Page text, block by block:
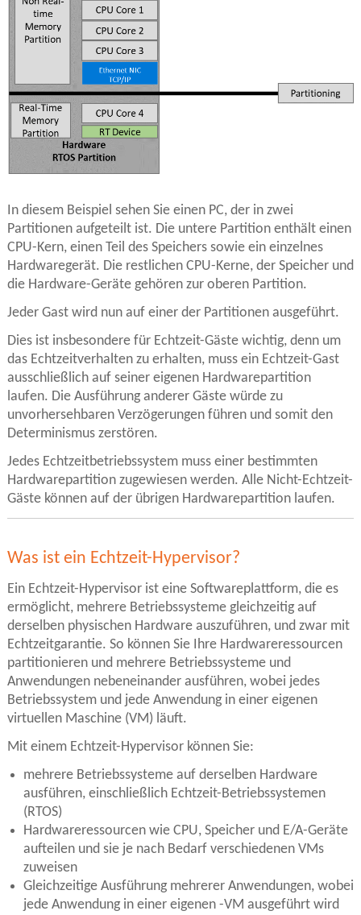
In diesem Beispiel sehen Sie einen PC, der in zwei
Partitionen aufgeteilt ist. Die untere Partition enthält einen
CPU-Kern, einen Teil des Speichers sowie ein einzelnes
Hardwaregerät. Die restlichen CPU-Kerne, der Speicher und
die Hardware-Geräte gehören zur oberen Partition.
Jeder Gast wird nun auf einer der Partitionen ausgeführt.
Dies ist insbesondere für Echtzeit-Gäste wichtig, denn um
das Echtzeitverhalten zu erhalten, muss ein Echtzeit-Gast
ausschließlich auf seiner eigenen Hardwarepartition
laufen. Die Ausführung anderer Gäste würde zu
unvorhersehbaren Verzögerungen führen und somit den
Determinismus zerstören.
Jedes Echtzeitbetriebssystem muss einer bestimmten
Hardwarepartition zugewiesen werden. Alle Nicht-Echtzeit-
Gäste können auf der übrigen Hardwarepartition laufen.
Was ist ein Echtzeit-Hypervisor?
Ein Echtzeit-Hypervisor ist eine Softwareplattform, die es
ermöglicht, mehrere Betriebssysteme gleichzeitig auf
derselben physischen Hardware auszuführen, und zwar mit
Echtzeitgarantie. So können Sie Ihre Hardwareressourcen
partitionieren und mehrere Betriebssysteme und
Anwendungen nebeneinander ausführen, wobei jedes
Betriebssystem und jede Anwendung in einer eigenen
virtuellen Maschine (VM) läuft.
Mit einem Echtzeit-Hypervisor können Sie:
mehrere Betriebssysteme auf derselben Hardware
ausführen, einschließlich Echtzeit-Betriebssystemen
(RTOS)
Hardwareressourcen wie CPU, Speicher und E/A-Geräte
aufteilen und sie je nach Bedarf verschiedenen VMs
zuweisen
Gleichzeitige Ausführung mehrerer Anwendungen, wobei
jede Anwendung in einer eigenen -VM ausgeführt wird